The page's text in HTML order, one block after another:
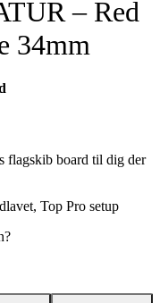
– Red
34mm
flagskib board til dig der
Top Pro setup